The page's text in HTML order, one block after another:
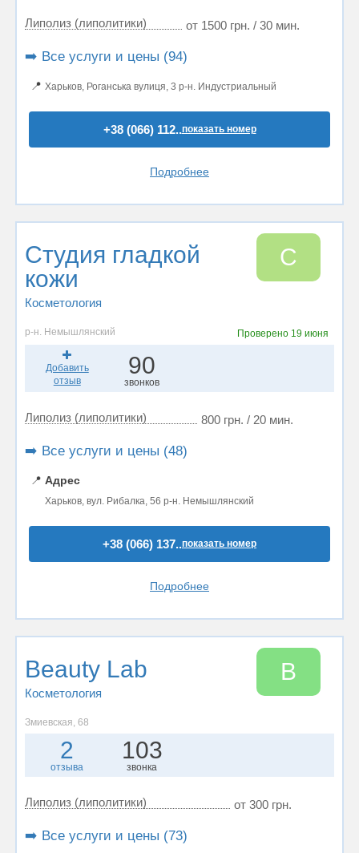
Липолиз (липолитики) от 1500 грн. / 30 мин.
➡️ Все услуги и цены (94)
📍 Харьков, Роганська вулиця, 3 р-н. Индустриальный
+38 (066) 112..показать номер
Подробнее
Студия гладкой
кожи
Косметология
С
р-н. Немышлянский Проверено 19 июня
Добавить
отзыв
90
звонков
Липолиз (липолитики) 800 грн. / 20 мин.
➡️ Все услуги и цены (48)
📍 Адрес
Харьков, вул. Рибалка, 56 р-н. Немышлянский
+38 (066) 137..показать номер
Подробнее
Beauty Lab
Косметология
B
Змиевская, 68
2
отзыва
103
звонка
Липолиз (липолитики) от 300 грн.
➡️ Все услуги и цены (73)